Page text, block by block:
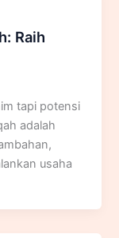
Raih
tapi potensi
adalah
usaha